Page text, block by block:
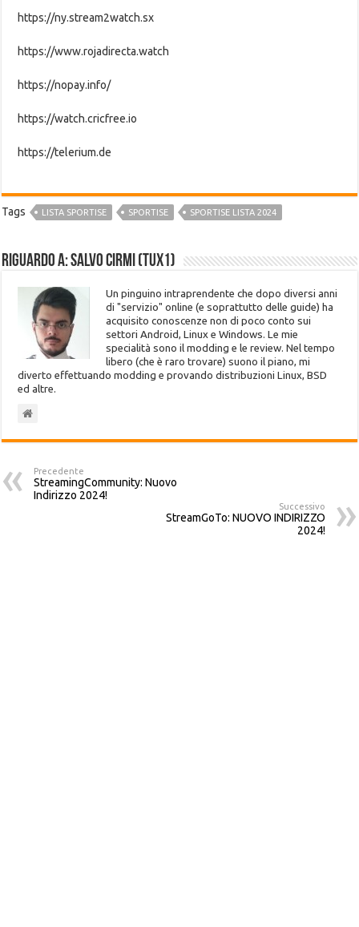
https://ny.stream2watch.sx
https://www.rojadirecta.watch
https://nopay.info/
https://watch.cricfree.io
https://telerium.de
Tags LISTA SPORTISE SPORTISE SPORTISE LISTA 2024
Riguardo a: Salvo Cirmi (Tux1)
Un pinguino intraprendente che dopo diversi anni
di "servizio" online (e soprattutto delle guide) ha
acquisito conoscenze non di poco conto sui
settori Android, Linux e Windows. Le mie
specialità sono il modding e le review. Nel tempo
libero (che è raro trovare) suono il piano, mi
diverto effettuando modding e provando distribuzioni Linux, BSD
ed altre.
Precedente
StreamingCommunity: Nuovo
Indirizzo 2024!
Successivo
StreamGoTo: NUOVO INDIRIZZO
2024!